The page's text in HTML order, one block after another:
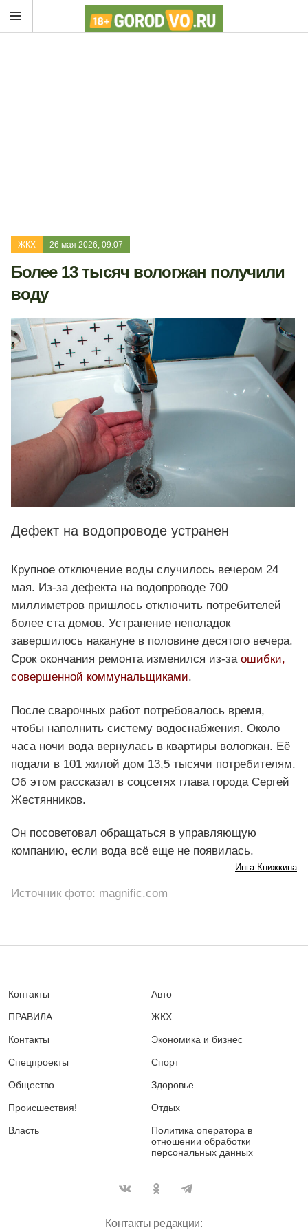
ЖКХ 26 мая 2026, 09:07
Более 13 тысяч вологжан получили
воду
Дефект на водопроводе устранен
Крупное отключение воды случилось вечером 24
мая. Из-за дефекта на водопроводе 700
миллиметров пришлось отключить потребителей
более ста домов. Устранение неполадок
завершилось накануне в половине десятого вечера.
Срок окончания ремонта изменился из-за ошибки,
совершенной коммунальщиками.
После сварочных работ потребовалось время,
чтобы наполнить систему водоснабжения. Около
часа ночи вода вернулась в квартиры вологжан. Её
подали в 101 жилой дом 13,5 тысячи потребителям.
Об этом рассказал в соцсетях глава города Сергей
Жестянников.
Он посоветовал обращаться в управляющую
компанию, если вода всё еще не появилась.
Инга Книжкина
Источник фото: magnific.com
Контакты
ПРАВИЛА
Контакты
Спецпроекты
Общество
Происшествия!
Власть
Авто
ЖКХ
Экономика и бизнес
Спорт
Здоровье
Отдых
Политика оператора в
отношении обработки
персональных данных
Контакты редакции: